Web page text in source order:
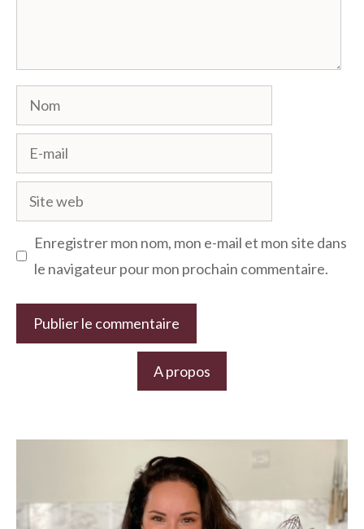
Nom
mail
Site
web
Enregistrer mon nom, mon e-mail et mon site dans
le navigateur pour mon prochain commentaire.
A propos